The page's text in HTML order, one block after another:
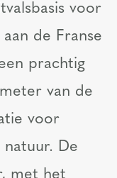
voor
de Franse
prachtig
van de
voor
natuur. De
met het